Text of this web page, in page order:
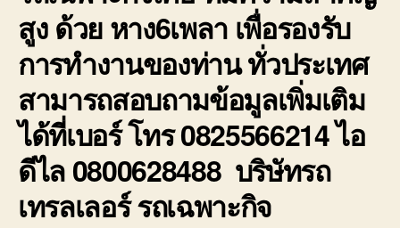
สูง ด้วย หาง6เพลา เพื่อรองรับ
การทำงานของท่าน ทั่วประเทศ
สามารถสอบถามข้อมูลเพิ่มเติม
ได้ที่เบอร์ โทร 0825566214 ไอ
ดีไล 0800628488 บริษัทรถ
เทรลเลอร์ รถเฉพาะกิจ